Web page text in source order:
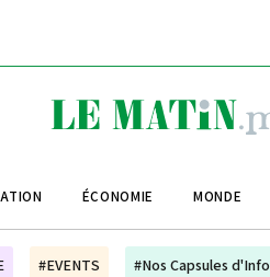
ÉCONOMIE MONDE
#EVENTS #Nos Capsules d'Info